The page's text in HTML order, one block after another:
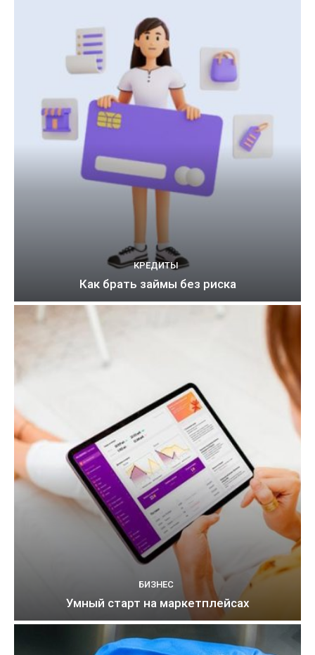
КРЕДИТЫ
Как брать займы без риска
БИЗНЕС
Умный старт на маркетплейсах